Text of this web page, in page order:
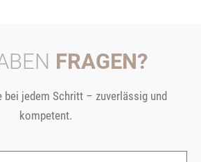
FRAGEN?
bei jedem Schritt – zuverlässig und
kompetent.